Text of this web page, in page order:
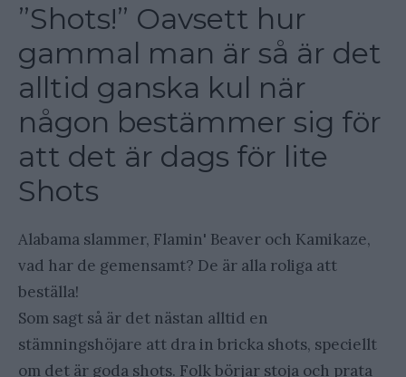
”Shots!” Oavsett hur
gammal man är så är det
alltid ganska kul när
någon bestämmer sig för
att det är dags för lite
Shots
Alabama slammer, Flamin' Beaver och Kamikaze,
vad har de gemensamt? De är alla roliga att
beställa!
Som sagt så är det nästan alltid en
stämningshöjare att dra in bricka shots, speciellt
om det är goda shots. Folk börjar stoja och prata